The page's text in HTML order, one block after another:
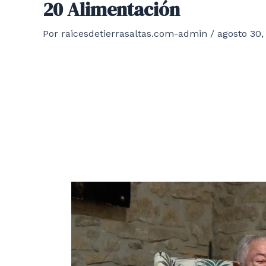
20 Alimentación
Por raicesdetierrasaltas.com-admin / agosto 30,